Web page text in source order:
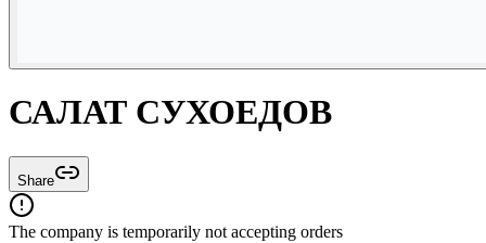
САЛАТ СУХОЕДОВ
Share
The company is temporarily not accepting orders